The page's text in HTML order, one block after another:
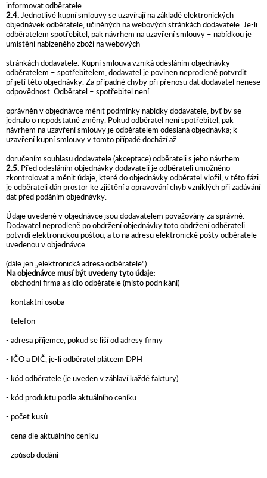
informovat odběratele.
2.4. Jednotlivé kupní smlouvy se uzavírají na základě elektronických
objednávek odběratele, učiněných na webových stránkách dodavatele. Je-li
odběratelem spotřebitel, pak návrhem na uzavření smlouvy – nabídkou je
umístění nabízeného zboží na webových
stránkách dodavatele. Kupní smlouva vzniká odesláním objednávky
odběratelem – spotřebitelem; dodavatel je povinen neprodleně potvrdit
přijetí této objednávky. Za případné chyby při přenosu dat dodavatel nenese
odpovědnost. Odběratel – spotřebitel není
oprávněn v objednávce měnit podmínky nabídky dodavatele, byť by se
jednalo o nepodstatné změny. Pokud odběratel není spotřebitel, pak
návrhem na uzavření smlouvy je odběratelem odeslaná objednávka; k
uzavření kupní smlouvy v tomto případě dochází až
doručením souhlasu dodavatele (akceptace) odběrateli s jeho návrhem.
2.5. Před odesláním objednávky dodavateli je odběrateli umožněno
zkontrolovat a měnit údaje, které do objednávky odběratel vložil; v této fázi
je odběrateli dán prostor ke zjištění a opravování chyb vzniklých při zadávání
dat před podáním objednávky.
Údaje uvedené v objednávce jsou dodavatelem považovány za správné.
Dodavatel neprodleně po obdržení objednávky toto obdržení odběrateli
potvrdí elektronickou poštou, a to na adresu elektronické pošty odběratele
uvedenou v objednávce
(dále jen „elektronická adresa odběratele“).
Na objednávce musí být uvedeny tyto údaje:
- obchodní firma a sídlo odběratele (místo podnikání)
- kontaktní osoba
- telefon
- adresa příjemce, pokud se liší od adresy firmy
- IČO a DIČ, je-li odběratel plátcem DPH
- kód odběratele (je uveden v záhlaví každé faktury)
- kód produktu podle aktuálního ceníku
- počet kusů
- cena dle aktuálního ceníku
- způsob dodání